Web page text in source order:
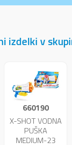
izdelki v
660190
X-SHOT VODNA
PUŠKA
MEDIUM-23